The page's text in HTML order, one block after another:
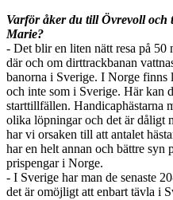
Varför åker du till Övrevoll
Marie?
- Det blir en liten nätt resa på 50
där och om dirttrackbanan
banorna i Sverige. I Norge finns
och inte som i Sverige. Här kan
starttillfällen. Handicaphästarna
olika löpningar och det är dåligt
har vi orsaken till att antalet
har en helt annan och bättre syn
prispengar i Norge.
- I Sverige har man de senaste
det är omöjligt att enbart tävla i